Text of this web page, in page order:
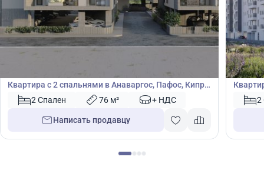
€315 000
Квартира с 2 спальнями в Анаваргос, Пафос, Кипр
№ 409342 Спален 76 м² + НДС
Написать продавцу
€314
№
2